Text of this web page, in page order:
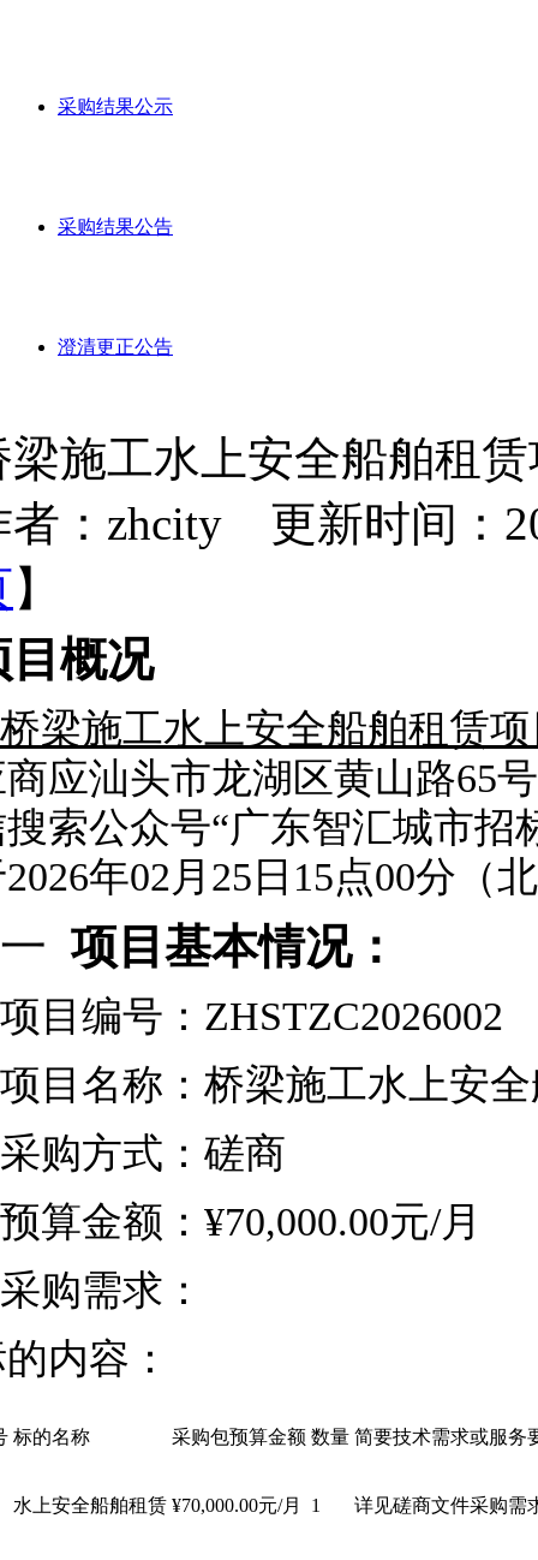
采购结果公示
采购结果公告
澄清更正公告
梁施工水上安全船舶租
者：zhcity 更新时间：
】
目概况
桥梁施工水上安全船舶租赁
应汕头市龙湖区黄山路65
索公众号“广东智汇城市招
2026年02月 25 日 15点00分（
一 项目基本情况：
项目编号： ZHSTZC2026002
项目名称：桥梁施工水上安
采购方式：磋商
预算金额： ¥70,000.00元/月
采购需求：
内容：
标的名称 采购包预算金额 数量 简要技术需求或服务
水上安全船舶租赁 ¥70,000.00元/月 1 详见磋商文件采购需